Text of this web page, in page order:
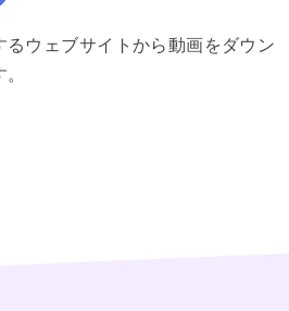
ウェブサイトから動画をダウン